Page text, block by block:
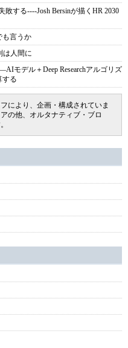
敗する----Josh Bersinが描くHR 2030
も言うか
は人間に
モデル＋Deep Researchアルゴリズ
する
により、企画・構成されていま
の他、オルタナティブ・ブロ